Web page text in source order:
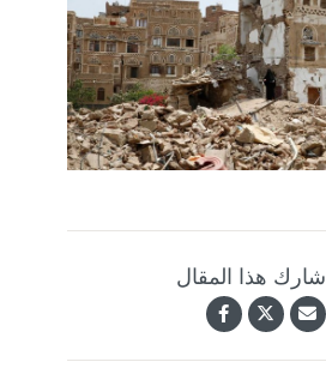
شارك هذا المقال